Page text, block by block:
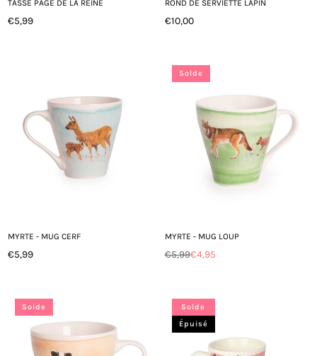
TASSE PAGE DE LA REINE
Prix
€5,99
ROND DE SERVIETTE LAPIN
Prix
€10,00
MYRTE - MUG CERF
Prix
€5,99
Solde
MYRTE - MUG LOUP
Prix
€5,99€4,95
Solde
Solde
Épuisé